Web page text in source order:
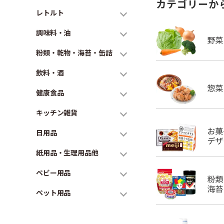
レトルト
調味料・油
粉類・乾物・海苔・缶詰
飲料・酒
健康食品
キッチン雑貨
日用品
紙用品・生理用品他
ベビー用品
ペット用品
カテゴリーか